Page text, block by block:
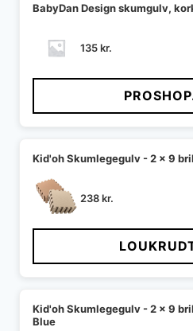
BabyDan Design skumgulv,
135kr.
Kid'oh Skumlegegulv - 2 x 9
238kr.
Kid'oh Skumlegegulv - 2 x 9
Blue